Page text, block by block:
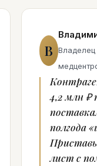
В
Владелец
4,2 млн ₽
полгода
лист с